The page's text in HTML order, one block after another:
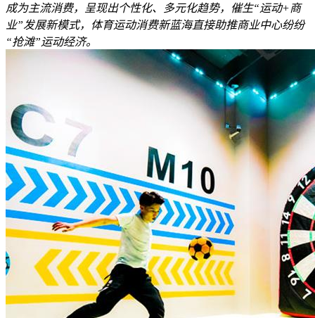
成为主流消费，呈现出个性化、多元化趋势，催生“运动+商
业”发展新模式，体育运动消费新蓝海直接助推商业中心纷纷
“抢滩”运动经济。